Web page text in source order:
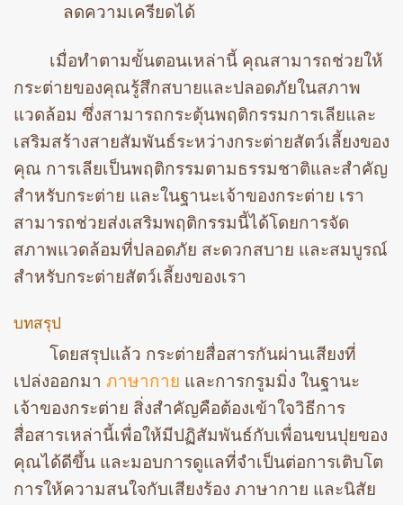
ลดความเครียดได้
เมื่อทำตามขั้นตอนเหล่านี้ คุณสามารถช่วยให้
กระต่ายของคุณรู้สึกสบายและปลอดภัยในสภาพ
แวดล้อม ซึ่งสามารถกระตุ้นพฤติกรรมการเลียและ
เสริมสร้างสายสัมพันธ์ระหว่างกระต่ายสัตว์เลี้ยงของ
คุณ การเลียเป็นพฤติกรรมตามธรรมชาติและสำคัญ
สำหรับกระต่าย และในฐานะเจ้าของกระต่าย เรา
สามารถช่วยส่งเสริมพฤติกรรมนี้ได้โดยการจัด
สภาพแวดล้อมที่ปลอดภัย สะดวกสบาย และสมบูรณ์
สำหรับกระต่ายสัตว์เลี้ยงของเรา
บทสรุป
โดยสรุปแล้ว กระต่ายสื่อสารกันผ่านเสียงที่
เปล่งออกมา ภาษากาย และการกรูมมิ่ง ในฐานะ
เจ้าของกระต่าย สิ่งสำคัญคือต้องเข้าใจวิธีการ
สื่อสารเหล่านี้เพื่อให้มีปฏิสัมพันธ์กับเพื่อนขนปุยของ
คุณได้ดีขึ้น และมอบการดูแลที่จำเป็นต่อการเติบโต
การให้ความสนใจกับเสียงร้อง ภาษากาย และนิสัย